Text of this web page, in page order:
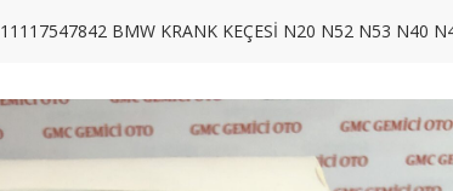
11117547842 BMW KRANK KEÇESİ N20 N52 N53 N40